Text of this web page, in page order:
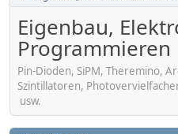
Eigenbau,
Programmieren
Pin-Dioden, SiPM, Theremino,
Szintillatoren,
usw.